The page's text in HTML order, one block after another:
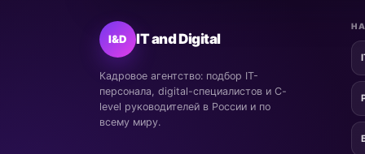
I&D IT and Digital
Кадровое агентство: подбор IT-
персонала, digital-специалистов и C-
level руководителей в России и по
всему миру.